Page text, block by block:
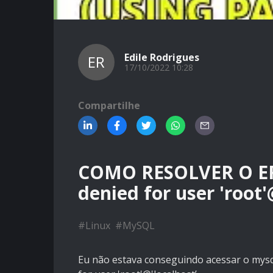
ER Edile Rodrigues
17/10/2022 10:28
Compartilhe
COMO RESOLVER O
denied for user
#Linux #MySQL
Eu não estava conseguindo acessar o